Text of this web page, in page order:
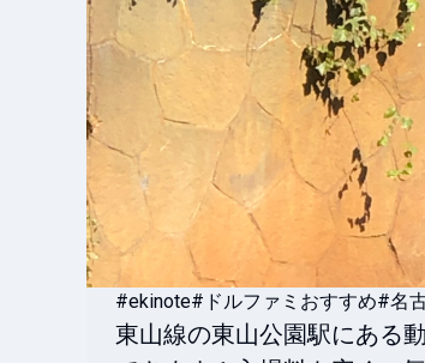
#ekinote#ドルファミおすすめ#名
東山線の東山公園駅にある